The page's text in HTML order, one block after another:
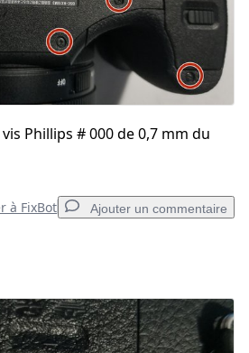
Phillips # 000 de 0,7 mm du
à FixBot Ajouter un commentaire